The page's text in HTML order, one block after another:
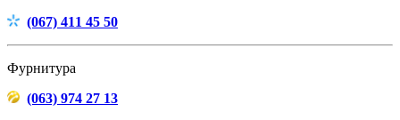
(067) 411 45 50
Фурнитура
(063) 974 27 13